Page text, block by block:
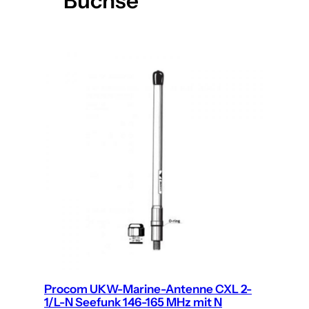
Procom UKW-Marine-Antenne CXL 2-
1/L-N Seefunk 146-165 MHz mit N